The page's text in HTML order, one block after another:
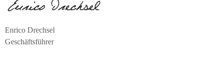
Enrico Drechsel
Geschäftsführer